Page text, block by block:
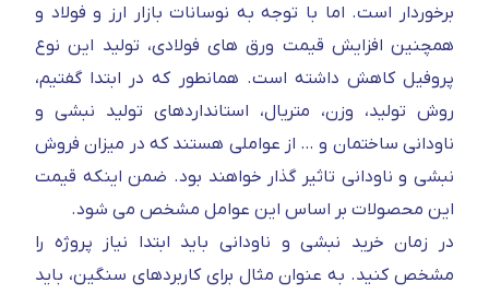
برخوردار است. اما با توجه به نوسانات بازار ارز و فولاد و
همچنین افزایش قیمت ورق های فولادی، تولید این نوع
پروفیل کاهش داشته است. همانطور که در ابتدا گفتیم،
روش تولید، وزن، متریال، استانداردهای تولید نبشی و
ناودانی ساختمان و … از عواملی هستند که در میزان فروش
نبشی و ناودانی تاثیر گذار خواهند بود. ضمن اینکه قیمت
این محصولات بر اساس این عوامل مشخص می شود.
در زمان خرید نبشی و ناودانی باید ابتدا نیاز پروژه را
مشخص کنید. به عنوان مثال برای کاربردهای سنگین، باید